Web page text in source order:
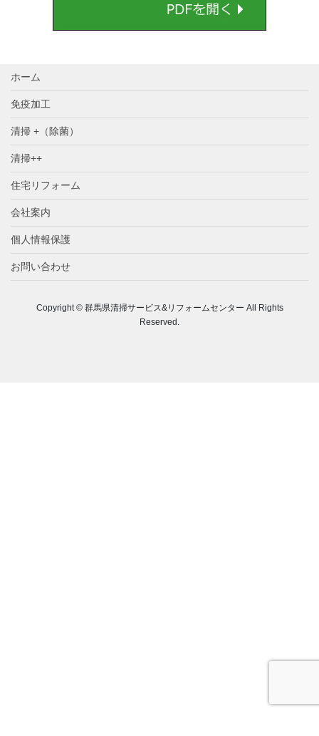
ホーム
免疫加工
清掃 +（除菌）
清掃++
住宅リフォーム
会社案内
個人情報保護
お問い合わせ
Copyright © 群馬県清掃サービス&リフォームセンター All Rights
Reserved.